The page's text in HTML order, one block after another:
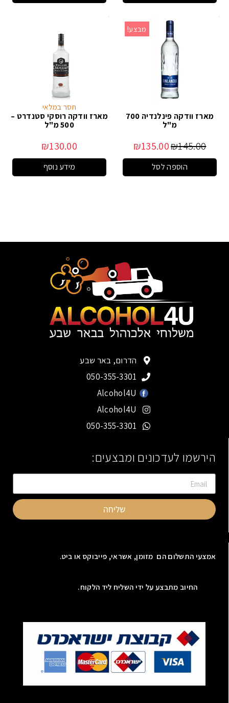
מבצע!
מארז וודקה פינלנדיה 700
מ"ל
₪145.00
₪135.00
הוספה לסל
חסר במלאי
מארז וודקה רוסקי סטנדרט –
500 מ"ל
₪130.00
מידע נוסף
הדרום, באר שבע
050-355-3301
Alcohol4U
Alcohol4U
050-355-3301
הירשמו לעדכונים ומבצעים:
שליחה
אמצעי התשלום הם מזומן, אשראי, פייבוקס או ביט.
החיוב מתבצע על ידי השליח ליד הלקוח.